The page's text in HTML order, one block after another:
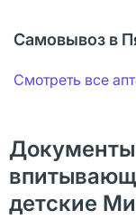
Самовывоз в
Смотреть все
детские